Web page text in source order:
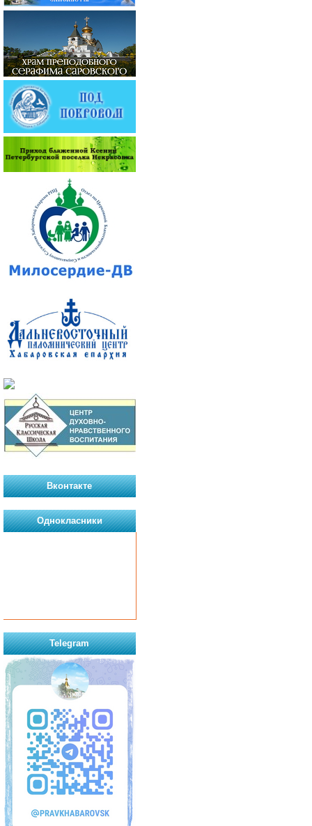
Вконтакте
Однокласники
Telegram